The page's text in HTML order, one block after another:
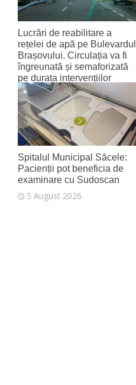
Lucrări de reabilitare a
rețelei de apă pe Bulevardul
Brașovului. Circulația va fi
îngreunată și semaforizată
pe durata intervențiilor
6 August 2026
Spitalul Municipal Săcele:
Pacienții pot beneficia de
examinare cu Sudoscan
5 August 2026